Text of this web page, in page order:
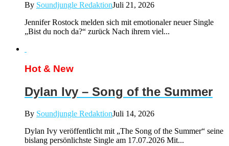
By Soundjungle RedaktionJuli 21, 2026
Jennifer Rostock melden sich mit emotionaler neuer Single
„Bist du noch da?“ zurück Nach ihrem viel...
Hot & New
Dylan Ivy – Song of the Summer
By Soundjungle RedaktionJuli 14, 2026
Dylan Ivy veröffentlicht mit „The Song of the Summer“ seine
bislang persönlichste Single am 17.07.2026 Mit...